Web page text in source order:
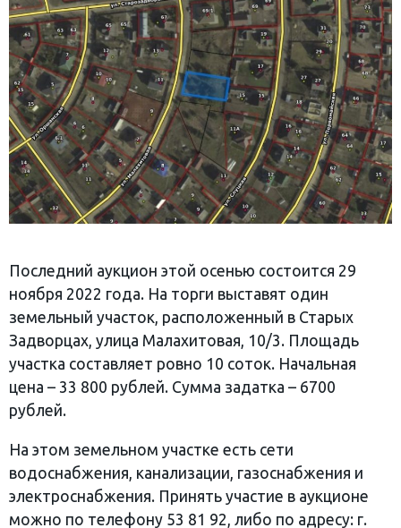
Последний аукцион этой осенью состоится 29
ноября 2022 года. На торги выставят один
земельный участок, расположенный в Старых
Задворцах, улица Малахитовая, 10/3. Площадь
участка составляет ровно 10 соток. Начальная
цена – 33 800 рублей. Сумма задатка – 6700
рублей.
На этом земельном участке есть сети
водоснабжения, канализации, газоснабжения и
электроснабжения. Принять участие в аукционе
можно по телефону 53 81 92, либо по адресу: г.